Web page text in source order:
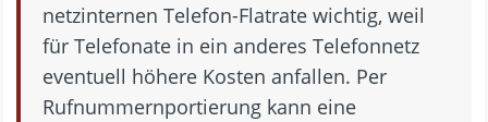
netzinternen Telefon-Flatrate wichtig, weil
für Telefonate in ein anderes Telefonnetz
eventuell höhere Kosten anfallen. Per
Rufnummernportierung kann eine